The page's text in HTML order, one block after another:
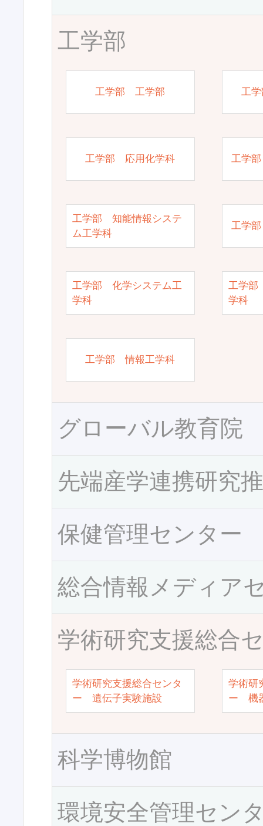
工学部
工学部 工学部 工
工学部 応用化学科 工学
工学部 知能情報システ
ム工学科
工学
工学部 化学システム工
学科
工学部
学科
工学部 情報工学科
グローバル教育院
先端産学連携研究
保健管理センター
総合情報メディア
学術研究支援総合
学術研究支援総合センタ
ー 遺伝子実験施設
学術研
ー 機
科学博物館
環境安全管理セン